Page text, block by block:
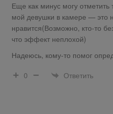
Еще как минус могу
мой девушки в камере — это
нравится(Возможно, кто-то
что эффект неплохой)
Надеюсь, кому-то помог
0
Ответить